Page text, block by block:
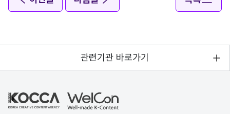
관련기관 바로가기